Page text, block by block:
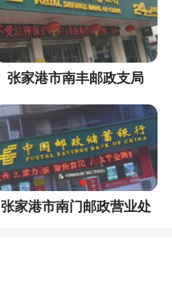
张家港市南丰邮政支局
张家港市南门邮政营业处